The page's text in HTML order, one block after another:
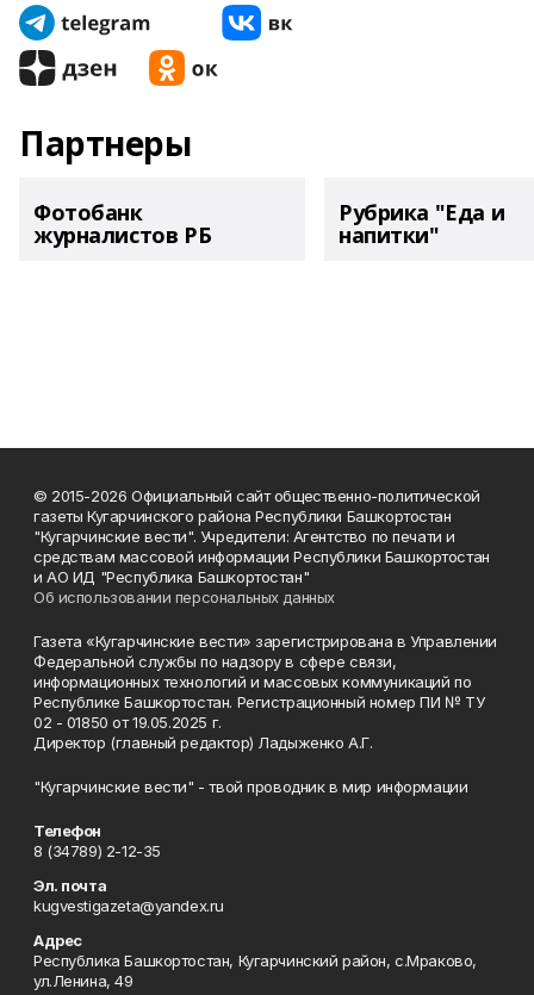
Партнеры
Фотобанк
журналистов РБ
Рубрика "Еда и
напитки"
© 2015-2026 Официальный сайт общественно-политической
газеты Кугарчинского района Республики Башкортостан
"Кугарчинские вести". Учредители: Агентство по печати и
средствам массовой информации Республики Башкортостан
и АО ИД "Республика Башкортостан"
Об использовании персональных данных
Газета «Кугарчинские вести» зарегистрирована в Управлении
Федеральной службы по надзору в сфере связи,
информационных технологий и массовых коммуникаций по
Республике Башкортостан. Регистрационный номер ПИ № ТУ
02 - 01850 от 19.05.2025 г.
Директор (главный редактор) Ладыженко А.Г.
"Кугарчинские вести" - твой проводник в мир информации
Телефон
8 (34789) 2-12-35
Эл. почта
kugvestigazeta@yandex.ru
Адрес
Республика Башкортостан, Кугарчинский район, с.Мраково,
ул.Ленина, 49